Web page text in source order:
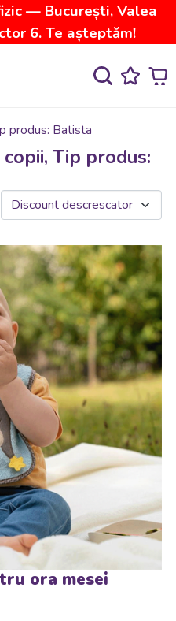
— București, Valea
6. Te așteptăm!
produs: Batista
Tip produs:
ora mesei